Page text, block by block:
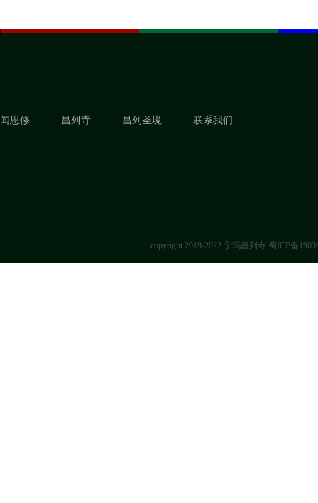
闻思修 昌列寺 昌列圣境 联系我们
copyright 2019-2022 宁玛昌列寺 蜀ICP备